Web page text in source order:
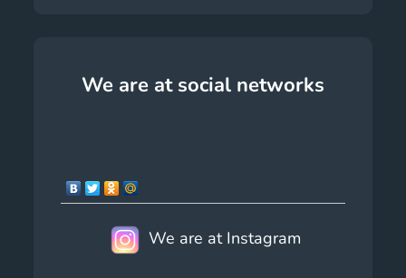
We are at social networks
We are at Instagram